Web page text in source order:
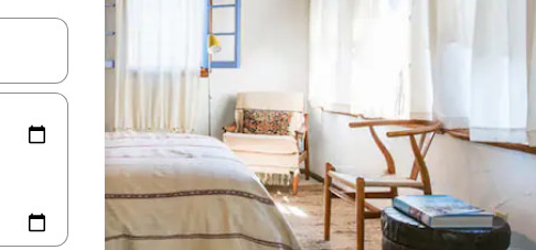
explore-os usando as seta para cima e para baixo do teclado ou tocando